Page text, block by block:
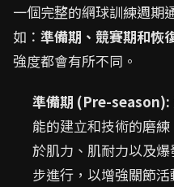
一個完整的網球訓練週期
如： 準備期、競賽期和恢
強度都會有所不同。
準備期 (Pre-season):
能的建立和技術的磨
於肌力、肌耐力以及
步進行，以增強關節